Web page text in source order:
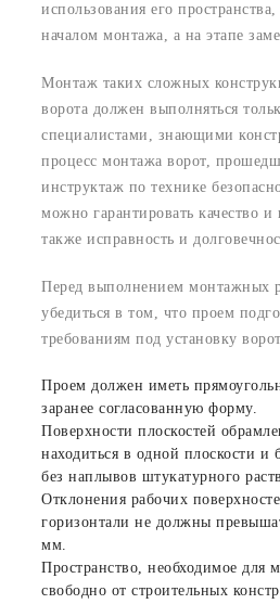
использования его
началом монтажа, а на этапе
Монтаж таких сложных
ворота должен выполняться
специалистами, знающими
процесс монтажа ворот,
инструктаж по технике
можно гарантировать качество
также исправность и
Перед выполнением монтажных
убедиться в том, что проем
требованиям под установку
Проем должен иметь
заранее согласованную форму.
Поверхности плоскостей
находиться в одной плоскости
без наплывов штукатурного
Отклонения рабочих
горизонтали не должны
мм.
Пространство, необходимое для
свободно от строительных